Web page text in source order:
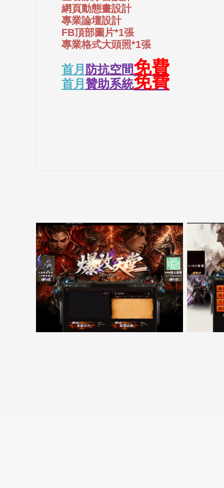
網頁動態畫設計
專業論壇設計
FB頂部圖片*1張
專業格式大頭照*1張
首月 防抗空間免費
首月 贊助系統免費
5000客戶展示案例15